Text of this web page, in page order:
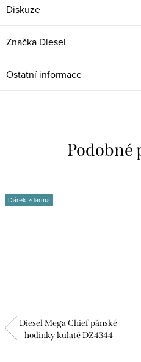
Diskuze
Značka Diesel
Ostatní informace
Dárek zdarma
Diesel Mega Chief pánské
hodinky kulaté DZ4344